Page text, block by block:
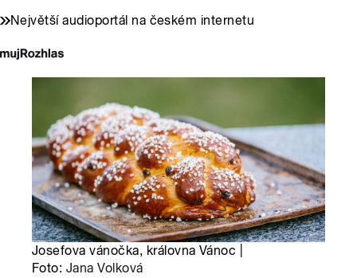
Největší audioportál na českém internetu
Josefova vánočka, královna Vánoc |
Foto: Jana Volková